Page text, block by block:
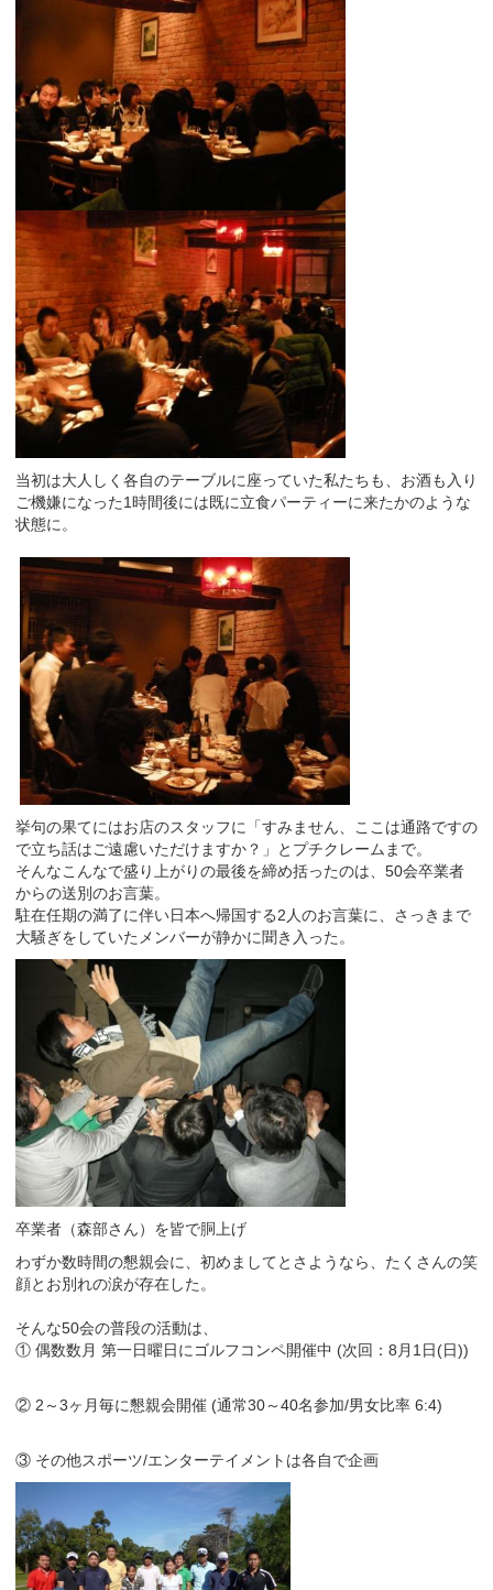
当初は大人しく各自のテーブルに座っていた私たちも、お酒も入り
ご機嫌になった1時間後には既に立食パーティーに来たかのような
状態に。
挙句の果てにはお店のスタッフに「すみません、ここは通路ですの
で立ち話はご遠慮いただけますか？」とプチクレームまで。
そんなこんなで盛り上がりの最後を締め括ったのは、50会卒業者
からの送別のお言葉。
駐在任期の満了に伴い日本へ帰国する2人のお言葉に、さっきまで
大騒ぎをしていたメンバーが静かに聞き入った。
卒業者（森部さん）を皆で胴上げ
わずか数時間の懇親会に、初めましてとさようなら、たくさんの笑
顔とお別れの涙が存在した。
そんな50会の普段の活動は、
① 偶数数月 第一日曜日にゴルフコンペ開催中 (次回：8月1日(日))
② 2～3ヶ月毎に懇親会開催 (通常30～40名参加/男女比率 6:4)
③ その他スポーツ/エンターテイメントは各自で企画